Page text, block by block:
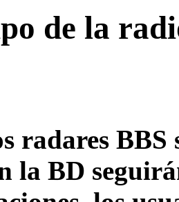
de la
radares
la BD